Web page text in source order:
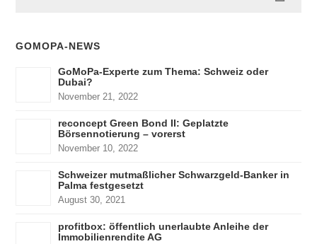
GOMOPA-NEWS
GoMoPa-Experte zum Thema: Schweiz oder
Dubai?
November 21, 2022
reconcept Green Bond II: Geplatzte
Börsennotierung – vorerst
November 10, 2022
Schweizer mutmaßlicher Schwarzgeld-Banker in
Palma festgesetzt
August 30, 2021
profitbox: öffentlich unerlaubte Anleihe der
Immobilienrendite AG